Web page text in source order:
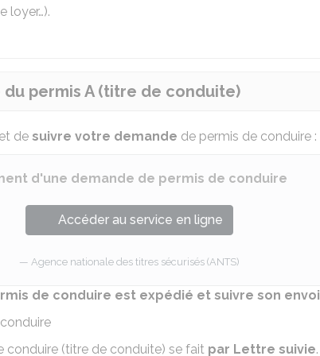
loyer…).
permis A (titre de conduite)
de suivre votre demande de permis de conduire :
d'une demande de permis de conduire
Accéder au service en ligne
Agence nationale des titres sécurisés (ANTS)
de conduire est expédié et suivre son envoi
conduire (titre de conduite) se fait par Lettre suivie.